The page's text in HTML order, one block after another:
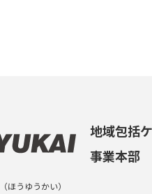
地域包括
事業本部
（ほうゆうかい）